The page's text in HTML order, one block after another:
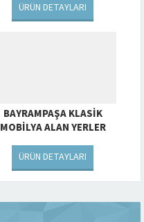
ÜRÜN DETAYLARI
BAYRAMPAŞA KLASIK
MOBILYA ALAN YERLER
ÜRÜN DETAYLARI